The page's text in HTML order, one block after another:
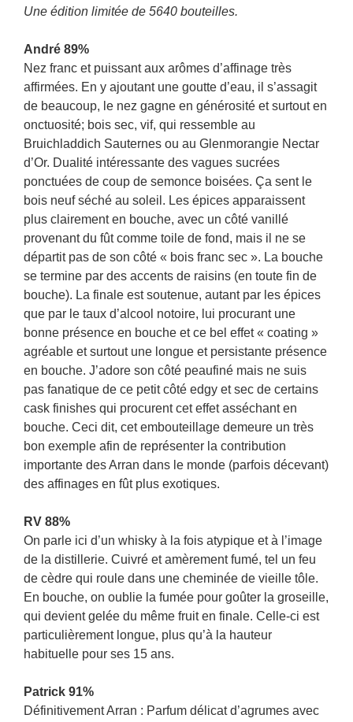
Une édition limitée de 5640 bouteilles.
André 89%
Nez franc et puissant aux arômes d’affinage très
affirmées. En y ajoutant une goutte d’eau, il s’assagit
de beaucoup, le nez gagne en générosité et surtout en
onctuosité; bois sec, vif, qui ressemble au
Bruichladdich Sauternes ou au Glenmorangie Nectar
d’Or. Dualité intéressante des vagues sucrées
ponctuées de coup de semonce boisées. Ça sent le
bois neuf séché au soleil. Les épices apparaissent
plus clairement en bouche, avec un côté vanillé
provenant du fût comme toile de fond, mais il ne se
départit pas de son côté « bois franc sec ». La bouche
se termine par des accents de raisins (en toute fin de
bouche). La finale est soutenue, autant par les épices
que par le taux d’alcool notoire, lui procurant une
bonne présence en bouche et ce bel effet « coating »
agréable et surtout une longue et persistante présence
en bouche. J’adore son côté peaufiné mais ne suis
pas fanatique de ce petit côté edgy et sec de certains
cask finishes qui procurent cet effet asséchant en
bouche. Ceci dit, cet embouteillage demeure un très
bon exemple afin de représenter la contribution
importante des Arran dans le monde (parfois décevant)
des affinages en fût plus exotiques.
RV 88%
On parle ici d’un whisky à la fois atypique et à l’image
de la distillerie. Cuivré et amèrement fumé, tel un feu
de cèdre qui roule dans une cheminée de vieille tôle.
En bouche, on oublie la fumée pour goûter la groseille,
qui devient gelée du même fruit en finale. Celle-ci est
particulièrement longue, plus qu’à la hauteur
habituelle pour ses 15 ans.
Patrick 91%
Définitivement Arran : Parfum délicat d’agrumes avec